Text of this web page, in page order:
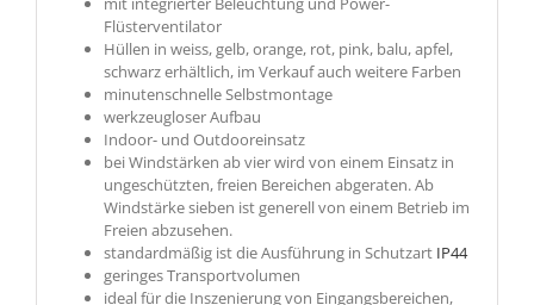
Flüsterventilator
Hüllen in weiss, gelb, orange, rot, pink, balu, apfel,
schwarz erhältlich, im Verkauf auch weitere Farben
minutenschnelle Selbstmontage
werkzeugloser Aufbau
Indoor- und Outdooreinsatz
bei Windstärken ab vier wird von einem Einsatz in
ungeschützten, freien Bereichen abgeraten. Ab
Windstärke sieben ist generell von einem Betrieb im
Freien abzusehen.
standardmäßig ist die Ausführung in Schutzart IP44
geringes Transportvolumen
ideal für die Inszenierung von Eingangsbereichen,